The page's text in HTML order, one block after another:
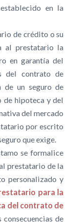
en la
de crédito o su
al prestatario la
en garantía del
del contrato de
de un seguro de
de hipoteca y del
del mercado
por escrito
que exige.
se formalice
prestatario de la
personalizado y
para la
del contrato de
de